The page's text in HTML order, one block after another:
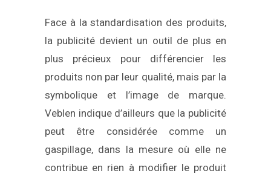
Face à la standardisation des produits,
la publicité devient un outil de plus en
plus précieux pour différencier les
produits non par leur qualité, mais par la
symbolique et l’image de marque.
Veblen indique d’ailleurs que la publicité
peut être considérée comme un
gaspillage, dans la mesure où elle ne
contribue en rien à modifier le produit